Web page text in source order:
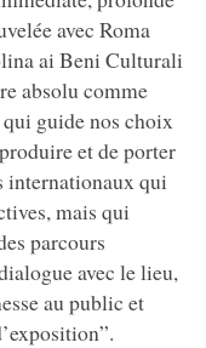
avec Roma
ai Beni Culturali
absolu comme
guide nos choix
et de porter
internationaux qui
mais qui
parcours
avec le lieu,
au public et